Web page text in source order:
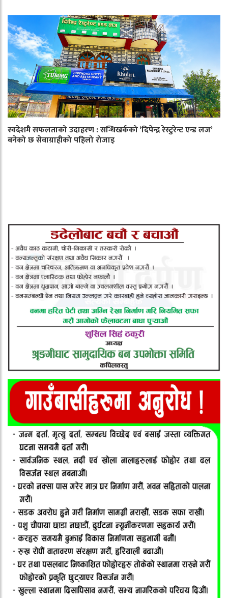
स्वदेशमै सफलताको उदाहरण : सन्धिखर्कको ‘दिपेन्द्र रेस्टुरेन्ट एन्ड लज’
बनेको छ सेवाग्राहीको पहिलो रोजाइ